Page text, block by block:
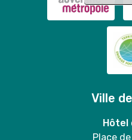
Ville
Hôtel
Place